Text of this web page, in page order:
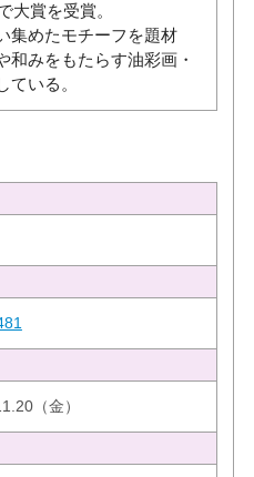
大賞を受賞。
集めたモチーフを題材
和みをもたらす油彩画・
ている。
（金）